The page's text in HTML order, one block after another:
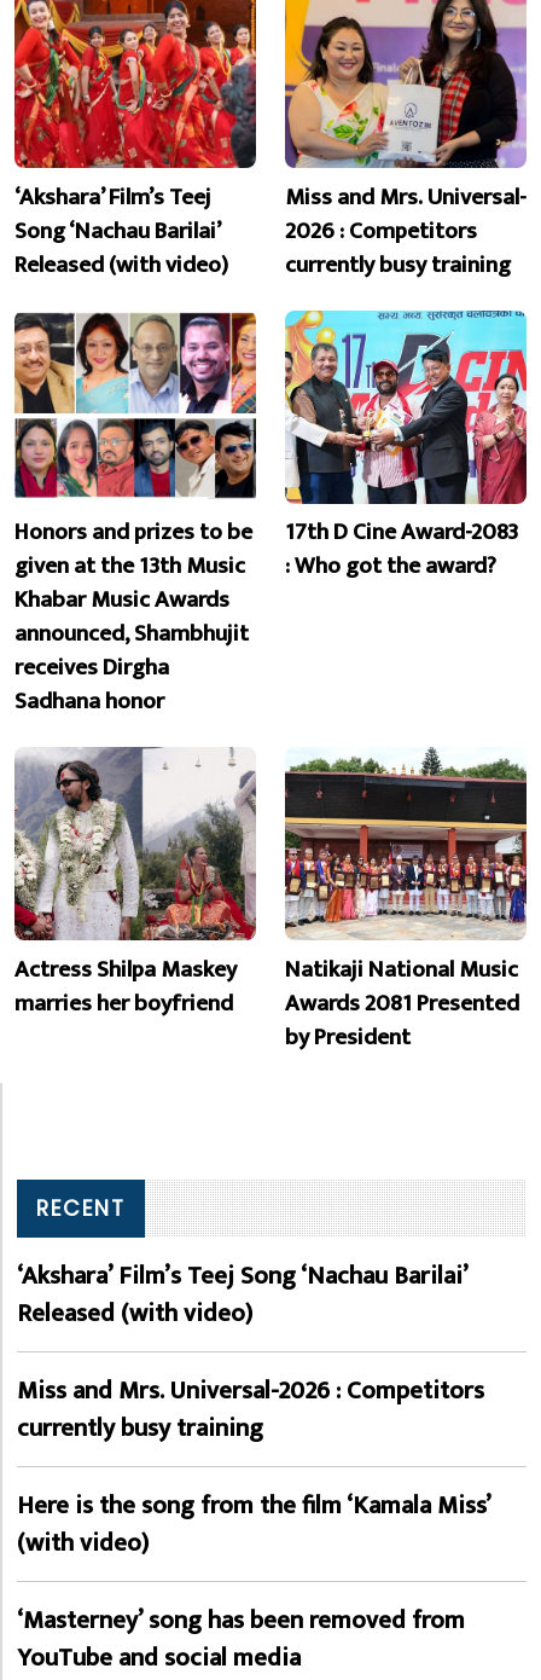
‘Akshara’ Film’s Teej
Song ‘Nachau Barilai’
Released (with video)
Miss and Mrs. Universal-
2026 : Competitors
currently busy training
Honors and prizes to be
given at the 13th Music
Khabar Music Awards
announced, Shambhujit
receives Dirgha
Sadhana honor
17th D Cine Award-2083
: Who got the award?
Actress Shilpa Maskey
marries her boyfriend
Natikaji National Music
Awards 2081 Presented
by President
RECENT
‘Akshara’ Film’s Teej Song ‘Nachau Barilai’
Released (with video)
Miss and Mrs. Universal-2026 : Competitors
currently busy training
Here is the song from the film ‘Kamala Miss’
(with video)
‘Masterney’ song has been removed from
YouTube and social media